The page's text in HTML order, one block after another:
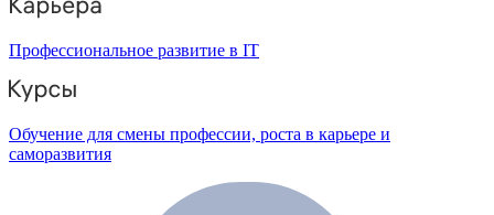
Профессиональное развитие в IT
Обучение для смены профессии, роста в карьере и
саморазвития